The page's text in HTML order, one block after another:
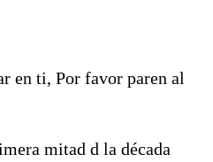
en ti, Por favor paren al
mitad d la década